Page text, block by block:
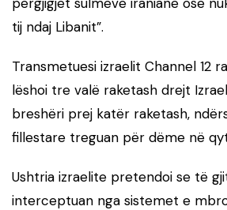
tij ndaj Libanit”.
Transmetuesi izraelit Channel 12
lëshoi tre valë raketash drejt
breshëri prej katër raketash,
fillestare treguan për dëme në
Ushtria izraelite pretendoi se të
interceptuan nga sistemet e